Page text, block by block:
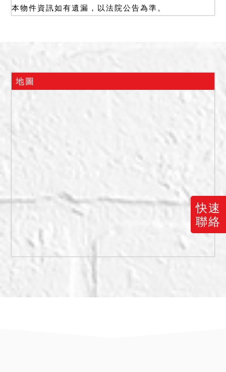
快速
聯絡
(173/40000)：新台幣（下
合計底價：9,024,000元。
保證金：2,708,000元。
拍賣之不動產均有抵押權設
定，拍定後抵押權塗銷。
三、拍定後點交、不點交：
場查封時，據管理員稱，本
件拍賣標的物查封前即由第
三人承租中，拍定後不點
四、權利限制、負擔情形：
1.本標別地號341-5土地，
區，有關土地位置、地號或
都市計畫內容如經依法公告
本物件資訊如有遺漏，以法院公告為準。
地圖